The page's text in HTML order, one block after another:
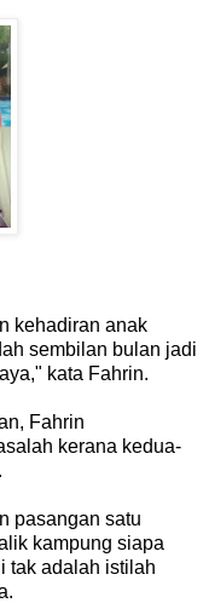
kehadiran anak
sembilan bulan jadi
kata Fahrin.
Fahrin
kerana kedua-
pasangan satu
kampung siapa
tak adalah istilah